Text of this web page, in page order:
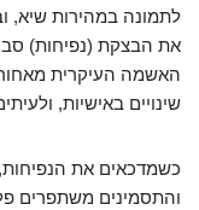
לתמונה במהירות שיא,
את הבצקת (נפיחות)
האשמה העיקרית
שינויים באישיות,
כשמדכאים את
והתסמינים משתפרים